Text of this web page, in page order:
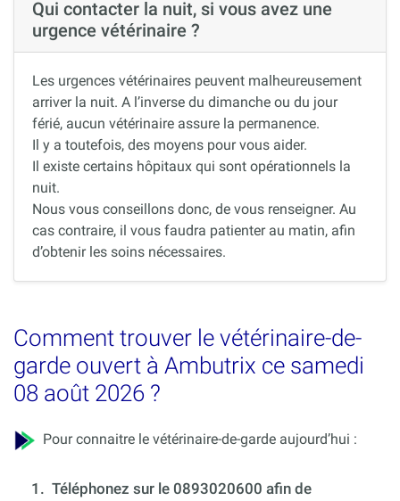
Qui contacter la nuit, si vous avez une
urgence vétérinaire ?
Les urgences vétérinaires peuvent malheureusement
arriver la nuit. A l’inverse du dimanche ou du jour
férié, aucun vétérinaire assure la permanence.
Il y a toutefois, des moyens pour vous aider.
Il existe certains hôpitaux qui sont opérationnels la
nuit.
Nous vous conseillons donc, de vous renseigner. Au
cas contraire, il vous faudra patienter au matin, afin
d’obtenir les soins nécessaires.
Comment trouver le vétérinaire-de-
garde ouvert à Ambutrix ce samedi
08 août 2026 ?
Pour connaitre le vétérinaire-de-garde aujourd’hui :
1. Téléphonez sur le 0893020600 afin de